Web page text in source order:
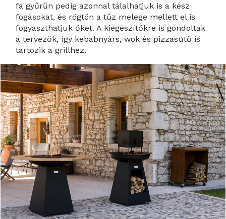
fa gyűrűn pedig azonnal tálalhatjuk is a kész
fogásokat, és rögtön a tűz melege mellett el is
fogyaszthatjuk őket. A kiegészítőkre is gondoltak
a tervezők, így kebabnyárs, wok és pizzasütő is
tartozik a grillhez.